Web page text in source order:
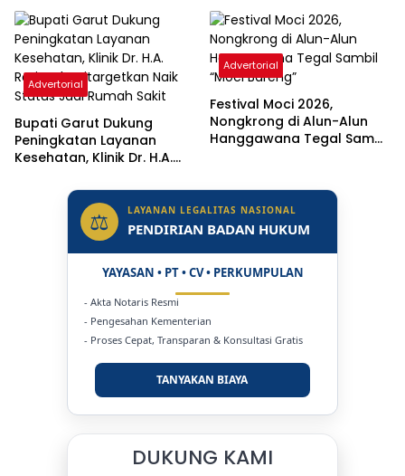
Advertorial
Bupati Garut Dukung
Peningkatan Layanan
Kesehatan, Klinik Dr. H.A.
Status Jadi Rumah Sakit
Advertorial
Festival Moci 2026,
Nongkrong di Alun-Alun
Hanggawana Tegal Sambil
⚖ LAYANAN LEGALITAS NASIONAL
PENDIRIAN BADAN HUKUM
YAYASAN • PT • CV • PERKUMPULAN
- Akta Notaris Resmi
- Pengesahan Kementerian
- Proses Cepat, Transparan & Konsultasi Gratis
TANYAKAN BIAYA
DUKUNG KAMI